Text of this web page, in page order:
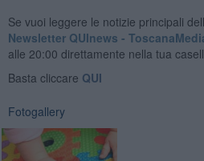
Se vuoi leggere le notizie principali
Newsletter QUInews -
alle 20:00 direttamente nella tua
Basta cliccare QUI
Fotogallery